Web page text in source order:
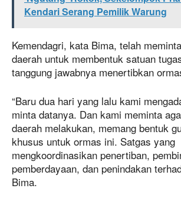
Kendari Serang Pemilik Warung
Kemendagri, kata Bima, telah
daerah untuk membentuk satuan
tanggung jawabnya menertibkan
“Baru dua hari yang lalu kami
minta datanya. Dan kami meminta
daerah melakukan, memang bentuk
khusus untuk ormas ini. Satgas yang
mengkoordinasikan penertiban,
pemberdayaan, dan penindakan
Bima.